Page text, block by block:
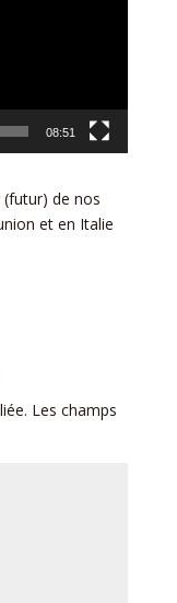
08:51
(futur) de nos
et en Italie
Les champs